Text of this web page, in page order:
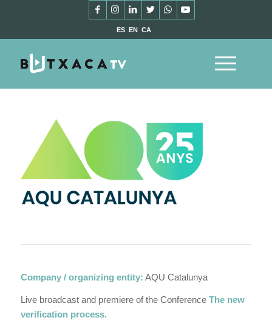
ES EN CA
Company / organizing entity: AQU Catalunya
Live broadcast and premiere of the Conference The new
verification process.